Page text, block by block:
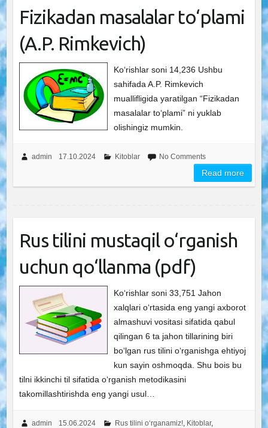
Fizikadan masalalar to‘plami
(A.P. Rimkevich)
Ko‘rishlar soni 14,236 Ushbu
sahifada A.P. Rimkevich
muallifligida yaratilgan “Fizikadan
masalalar to‘plami” ni yuklab
olishingiz mumkin.
admin 17.10.2024 Kitoblar No Comments
Read more
Rus tilini mustaqil o‘rganish
uchun qo‘llanma (pdf)
Ko‘rishlar soni 33,751 Jahon
xalqlari o‘rtasida eng yangi axborot
almashuvi vositasi sifatida qabul
qilingan 6 ta jahon tillarining biri
bo‘lgan rus tilini o‘rganishga ehtiyoj
kun sayin oshmoqda. Shu bois bu
tilni ikkinchi til sifatida o‘rganish metodikasini
takomillashtirishda eng yangi usul…
admin 15.06.2024 Rus tilini o‘rganamiz!, Kitoblar,